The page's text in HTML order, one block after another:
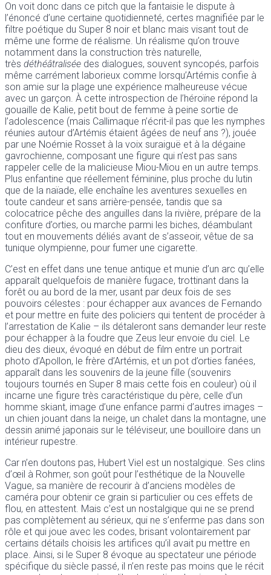
On voit donc dans ce pitch que la fantaisie le dispute à
l’énoncé d’une certaine quotidienneté, certes magnifiée par le
filtre poétique du Super 8 noir et blanc mais visant tout de
même une forme de réalisme. Un réalisme qu’on trouve
notamment dans la construction très naturelle,
très déthéâtralisée des dialogues, souvent syncopés, parfois
même carrément laborieux comme lorsqu’Artémis confie à
son amie sur la plage une expérience malheureuse vécue
avec un garçon. À cette introspection de l’héroïne répond la
gouaille de Kalie, petit bout de femme à peine sortie de
l’adolescence (mais Callimaque n’écrit-il pas que les nymphes
réunies autour d’Artémis étaient âgées de neuf ans ?), jouée
par une Noémie Rosset à la voix suraiguë et à la dégaine
gavrochienne, composant une figure qui n’est pas sans
rappeler celle de la malicieuse Miou-Miou en un autre temps.
Plus enfantine que réellement féminine, plus proche du lutin
que de la naïade, elle enchaîne les aventures sexuelles en
toute candeur et sans arrière-pensée, tandis que sa
colocatrice pêche des anguilles dans la rivière, prépare de la
confiture d’orties, ou marche parmi les biches, déambulant
tout en mouvements déliés avant de s’asseoir, vêtue de sa
tunique olympienne, pour fumer une cigarette.
C’est en effet dans une tenue antique et munie d’un arc qu’elle
apparaît quelquefois de manière fugace, trottinant dans la
forêt ou au bord de la mer, usant par deux fois de ses
pouvoirs célestes : pour échapper aux avances de Fernando
et pour mettre en fuite des policiers qui tentent de procéder à
l’arrestation de Kalie – ils détaleront sans demander leur reste
pour échapper à la foudre que Zeus leur envoie du ciel. Le
dieu des dieux, évoqué en début de film entre un portrait
photo d’Apollon, le frère d’Artémis, et un pot d’orties fanées,
apparaît dans les souvenirs de la jeune fille (souvenirs
toujours tournés en Super 8 mais cette fois en couleur) où il
incarne une figure très caractéristique du père, celle d’un
homme skiant, image d’une enfance parmi d’autres images –
un chien jouant dans la neige, un chalet dans la montagne, une
dessin animé japonais sur le téléviseur, une bouilloire dans un
intérieur rupestre.
Car n’en doutons pas, Hubert Viel est un nostalgique. Ses clins
d’œil à Rohmer, son goût pour l’esthétique de la Nouvelle
Vague, sa manière de recourir à d’anciens modèles de
caméra pour obtenir ce grain si particulier ou ces effets de
flou, en attestent. Mais c’est un nostalgique qui ne se prend
pas complètement au sérieux, qui ne s’enferme pas dans son
rôle et qui joue avec les codes, brisant volontairement par
certains détails choisis les artifices qu’il avait pu mettre en
place. Ainsi, si le Super 8 évoque au spectateur une période
spécifique du siècle passé, il n’en reste pas moins que le récit